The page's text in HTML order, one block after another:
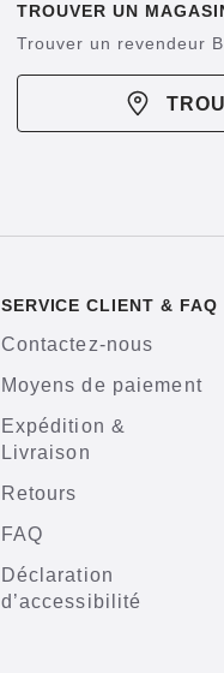
TROUVER UN
Trouver un revendeur
SERVICE CLIENT & FAQ
Contactez-nous
Moyens de paiement
Expédition &
Livraison
Retours
FAQ
Déclaration
d’accessibilité